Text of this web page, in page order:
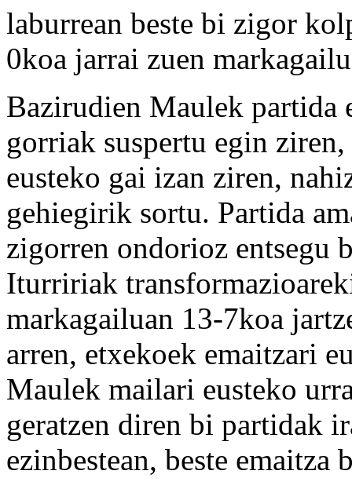
laburrean beste bi zigor
0koa jarrai zuen
Bazirudien Maulek partida
gorriak suspertu egin
eusteko gai izan ziren,
gehiegirik sortu. Partida
zigorren ondorioz entsegu
Iturririak
markagailuan 13-7koa
arren, etxekoek emaitzari
Maulek mailari eusteko
geratzen diren bi partidak
ezinbestean, beste emaitza